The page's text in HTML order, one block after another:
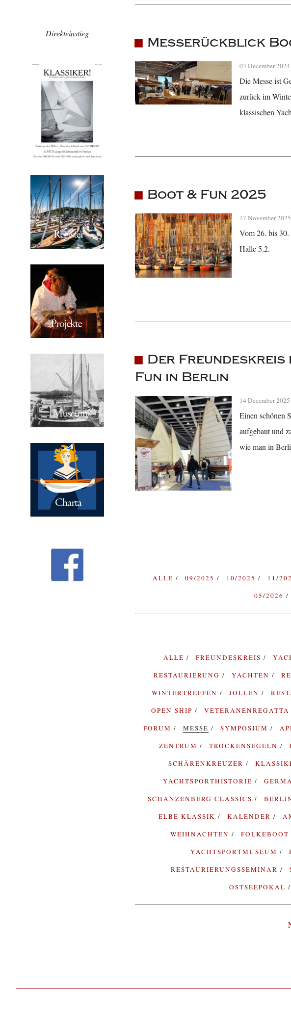
Direkteinstieg
Messerückblick
03 December 2024
Die Messe ist
zurück im
klassischen
Boot & Fun 2025
17 November 2025
Vom 26. bis
Halle 5.2.
Der
Fun in Berlin
14 December 2025
Einen schönen
aufgebaut und
wie man in
ALLE 09/2025 10/2025 11/
05/2026
ALLE FREUNDESKREIS
RESTAURIERUNG
YACHTEN
WINTERTREFFEN
JOLLEN
OPEN SHIP
FORUM
MESSE SYMPOSIUM
ZENTRUM
TROCKENSEGELN
SCHÄRENKREUZER
YACHTSPORTHISTORIE
SCHANZENBERG CLASSICS
ELBE KLASSIK
KALENDER
WEIHNACHTEN
FOLKEBOOT
YACHTSPORTMUSEUM
RESTAURIERUNGSSEMINAR
OSTSEEPOKAL